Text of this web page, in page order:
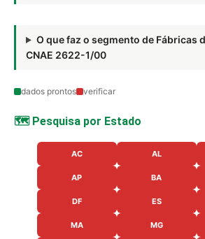
O que faz o segmento de Fábricas
CNAE 2622-1/00
dados prontos verificar
🗺️ Pesquisa por Estado
AC AL
AP BA
DF ES
MA MG